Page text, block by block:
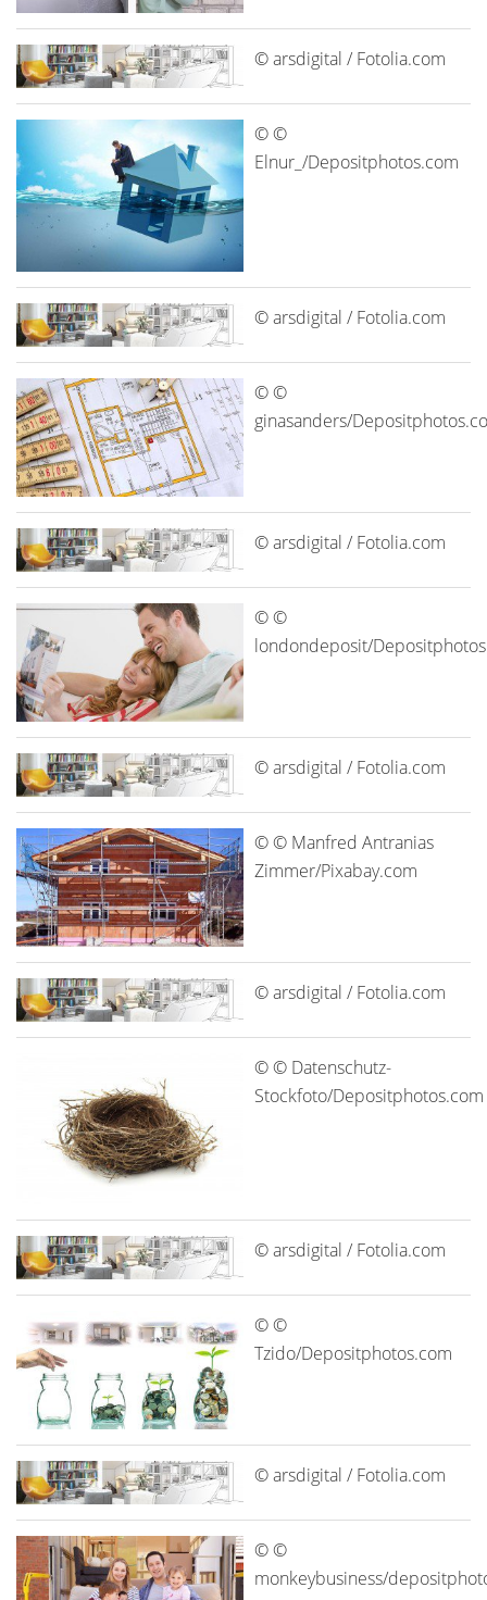
© arsdigital / Fotolia.com
© ©
Elnur_/Depositphotos.com
© arsdigital / Fotolia.com
© ©
ginasanders/
© arsdigital / Fotolia.com
© ©
londondeposit/
© arsdigital / Fotolia.com
© © Manfred Antranias
Zimmer/Pixabay.com
© arsdigital / Fotolia.com
© © Datenschutz-
Stockfoto/Depositphotos.com
© arsdigital / Fotolia.com
© ©
Tzido/Depositphotos.com
© arsdigital / Fotolia.com
© ©
monkeybusiness/